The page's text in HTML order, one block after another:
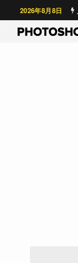
2026年8月8日